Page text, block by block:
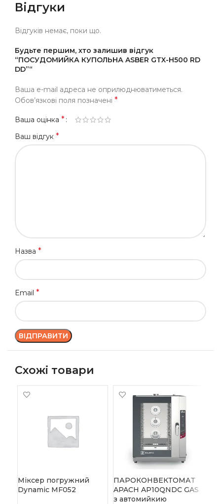
Відгуки
Відгуків немає, поки що.
Будьте першим, хто залишив відгук
“ПОСУДОМИЙКА КУПОЛЬНА ASBER GTX-H500 RD
DD”“
Ваша e-mail адреса не оприлюднюватиметься.
Обов’язкові поля позначені *
Ваша оцінка *
Ваш відгук *
Назва *
Email *
Схожі товари
Міксер погружний
Dynamic MF052
ПАРОКОНВЕКТОМАТ
APACH AP10QNDC GAS
з автомийкию